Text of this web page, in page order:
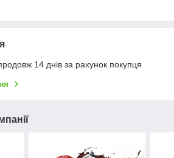
14 днів за рахунок покупця